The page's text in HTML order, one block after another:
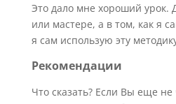
Это дало мне хороший урок.
или мастере, а в том, как я
я сам использую эту
Рекомендации
Что сказать? Если Вы еще